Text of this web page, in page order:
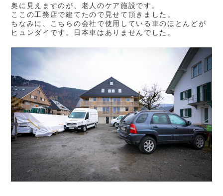
奥に見えますのが、老人のケア施設です。
ここの工務店で建てたので見せて頂きました。
ちなみに、こちらの会社で使用している車のほとんどが
ヒュンダイです。日本車はありませんでした。